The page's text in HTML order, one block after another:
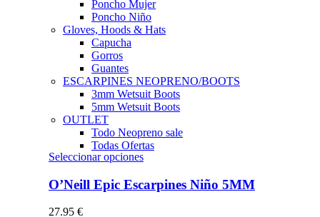
Poncho Mujer
Poncho Niño
Gloves, Hoods & Hats
Capucha
Gorros
Guantes
ESCARPINES NEOPRENO/BOOTS
3mm Wetsuit Boots
5mm Wetsuit Boots
OUTLET
Todo Neopreno sale
Todas Ofertas
Seleccionar opcionesEste
tiene
múltiples
O’Neill Epic Escarpines Niño 5MM
27.95 €